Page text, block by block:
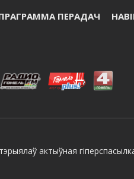
ПЕРАДАЧ
актыўная